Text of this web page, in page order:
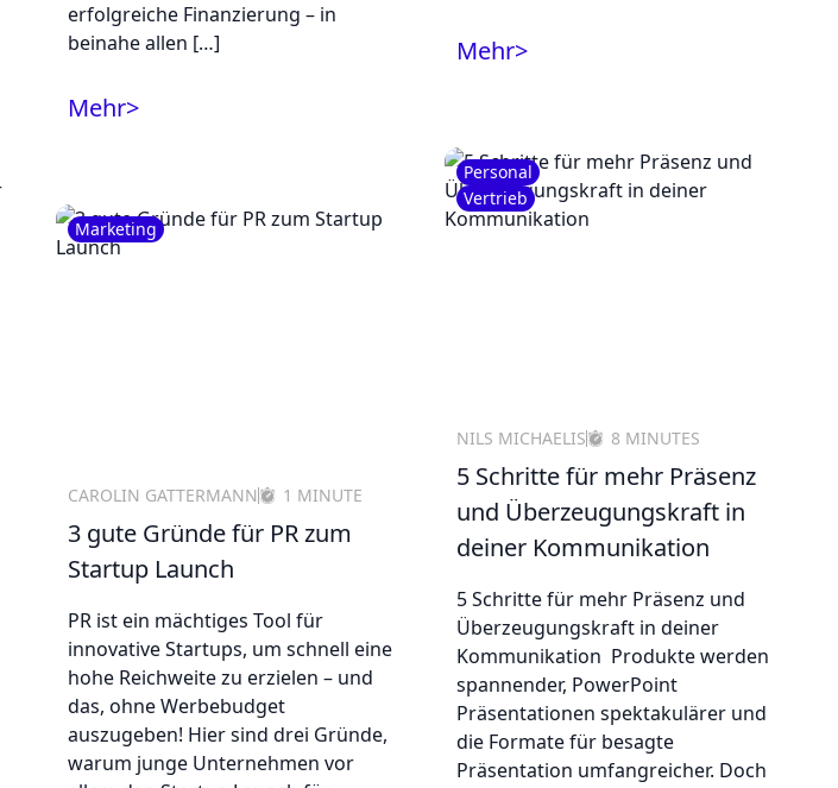
erfolgreiche Finanzierung – in
beinahe allen […]
Mehr>
Marketing
CAROLIN GATTERMANN 1 MINUTE
3 gute Gründe für PR zum
Startup Launch
PR ist ein mächtiges Tool für
innovative Startups, um schnell eine
hohe Reichweite zu erzielen – und
das, ohne Werbebudget
auszugeben! Hier sind drei Gründe,
warum junge Unternehmen vor
Mehr>
Personal
Vertrieb
NILS MICHAELIS 8 MINUTES
5 Schritte für mehr Präsenz
und Überzeugungskraft in
deiner Kommunikation
5 Schritte für mehr Präsenz und
Überzeugungskraft in deiner
Kommunikation Produkte werden
spannender, PowerPoint
Präsentationen spektakulärer und
die Formate für besagte
Präsentation umfangreicher. Doch